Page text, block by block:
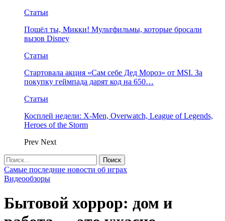
Статьи
Пошёл ты, Микки! Мультфильмы, которые бросали
вызов Disney
Статьи
Стартовала акция «Сам себе Дед Мороз» от MSI. За
покупку геймпада дарят код на 650…
Статьи
Косплей недели: X-Men, Overwatch, League of Legends,
Heroes of the Storm
Prev Next
Самые последние новости об играх
Видеообзоры
Бытовой хоррор: дом и